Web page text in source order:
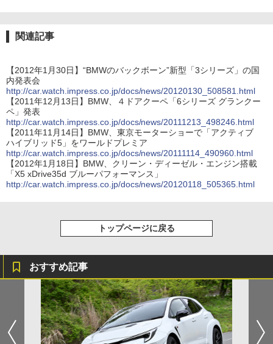
関連記事
【2012年1月30日】“BMWのバックボーン”新型「3シリーズ」の国
内発表会
http://car.watch.impress.co.jp/docs/news/20120130_508581.html
【2011年12月13日】BMW、４ドアクーペ「6シリーズ グランクー
ペ」発表
http://car.watch.impress.co.jp/docs/news/20111213_498246.html
【2011年11月14日】BMW、東京モーターショーで「アクティブ
ハイブリッド5」をワールドプレミア
http://car.watch.impress.co.jp/docs/news/20111114_490960.html
【2012年1月18日】BMW、クリーン・ディーゼル・エンジン搭載
「X5 xDrive35d ブルーパフォーマンス」
http://car.watch.impress.co.jp/docs/news/20120118_505365.html
トップページに戻る
おすすめ記事